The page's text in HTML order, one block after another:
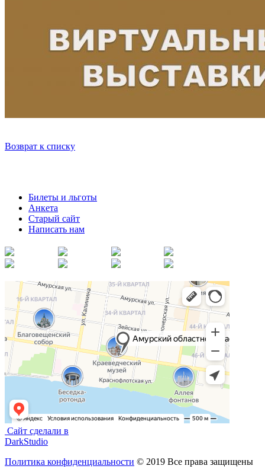
Возврат к списку
Билеты и льготы
Анкета
Старый сайт
Написать нам
Сайт сделали в
DarkStudio
Политика конфиденциальности © 2019 Все права защищены